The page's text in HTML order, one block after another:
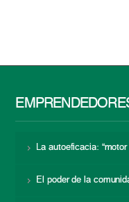
La autoeficacia:
El poder de la